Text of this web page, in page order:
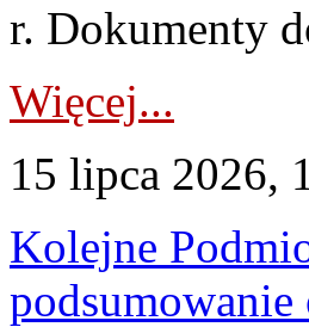
r. Dokumenty
Więcej...
15 lipca 2026,
Kolejne